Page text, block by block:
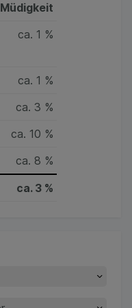
Müdigkeit
ca. 1 %
ca. 1 %
ca. 3 %
ca. 10 %
ca. 8 %
ca. 3 %